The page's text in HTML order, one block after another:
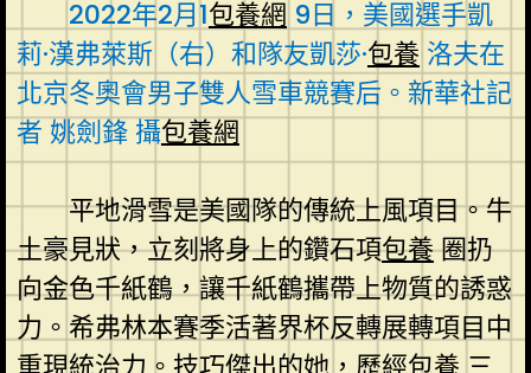
2022年2月1包養網 9日，美國選手凱
莉·漢弗萊斯（右）和隊友凱莎·包養 洛夫在
北京冬奧會男子雙人雪車競賽后。新華社記
者 姚劍鋒 攝包養網
平地滑雪是美國隊的傳統上風項目。牛
土豪見狀，立刻將身上的鑽石項包養圈扔
向金色千紙鶴，讓千紙鶴攜帶上物質的誘惑
力。希弗林本賽季活著界杯反轉展轉項目中